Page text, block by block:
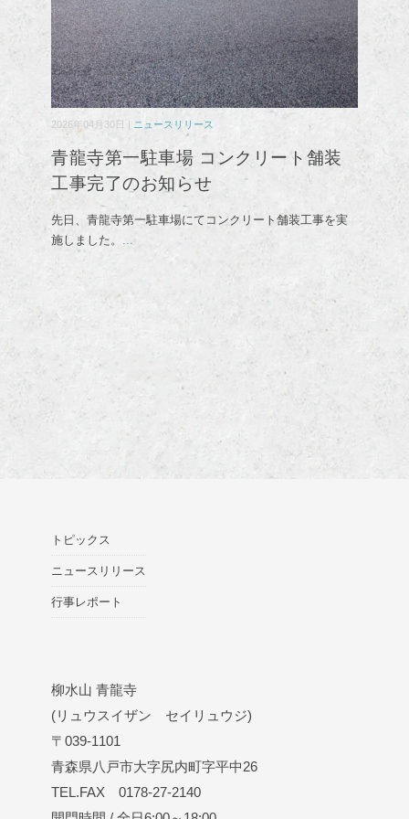
2026年04月30日 | ニュースリリース
青龍寺第一駐車場 コンクリート舗装
工事完了のお知らせ
先日、青龍寺第一駐車場にてコンクリート舗装工事を実
施しました。 ...
トピックス
ニュースリリース
行事レポート
柳水山 青龍寺
(リュウスイザン セイリュウジ)
〒039-1101
青森県八戸市大字尻内町字平中26
TEL.FAX 0178-27-2140